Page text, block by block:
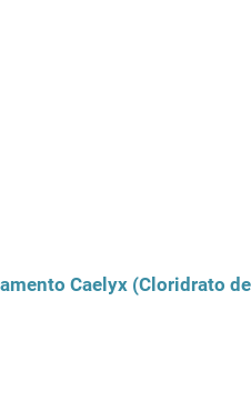
Caelyx (Cloridrato